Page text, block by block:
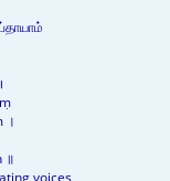
।
॥
voices